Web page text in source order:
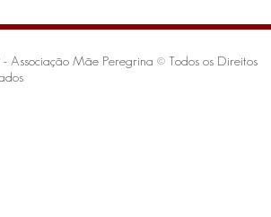
Associação Mãe Peregrina © Todos os Direitos